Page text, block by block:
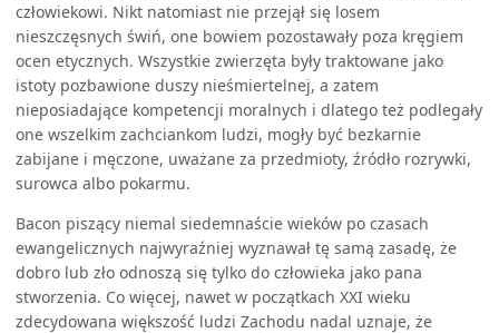
człowiekowi. Nikt natomiast nie przejął się losem
nieszczęsnych świń, one bowiem pozostawały poza kręgiem
ocen etycznych. Wszystkie zwierzęta były traktowane jako
istoty pozbawione duszy nieśmiertelnej, a zatem
nieposiadające kompetencji moralnych i dlatego też podlegały
one wszelkim zachciankom ludzi, mogły być bezkarnie
zabijane i męczone, uważane za przedmioty, źródło rozrywki,
surowca albo pokarmu.
Bacon piszący niemal siedemnaście wieków po czasach
ewangelicznych najwyraźniej wyznawał tę samą zasadę, że
dobro lub zło odnoszą się tylko do człowieka jako pana
stworzenia. Co więcej, nawet w początkach XXI wieku
zdecydowana większość ludzi Zachodu nadal uznaje, że